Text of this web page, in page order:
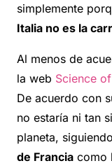
simplemente
Italia no es la
Al menos de
la web Science
De acuerdo con
no estaría ni tan
planeta,
de Francia como